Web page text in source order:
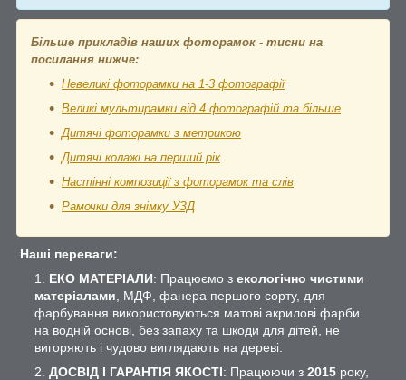
Більше прикладів наших фоторамок - тисни на
посилання нижче:
Невеликі фоторамки на 1-3 фотографії
Великі мультирамки від 4 фотографій та більше
Дитячі фоторамки з метрикою
Дитячі колажі на перший рік
Настінні композиції з фоторамок та слів
Рамочки для знімку УЗД
Наші переваги:
ЕКО МАТЕРІАЛИ: Працюємо з екологічно чистими
матеріалами , МДФ, фанера першого сорту, для
фарбування використовуються матові акрилові фарби
на водній основі, без запаху та шкоди для дітей, не
вигоряють і чудово виглядають на дереві.
ДОСВІД І ГАРАНТІЯ ЯКОСТІ: Працюючи з 2015 року,